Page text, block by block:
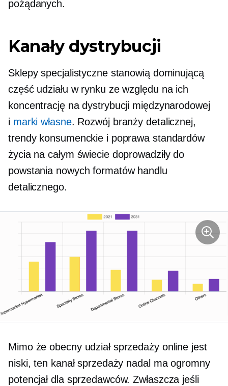
pożądanych.
Kanały dystrybucji
Sklepy specjalistyczne stanowią dominującą
część udziału w rynku ze względu na ich
koncentrację na dystrybucji międzynarodowej
i marki własne. Rozwój branży detalicznej,
trendy konsumenckie i poprawa standardów
życia na całym świecie doprowadziły do ​​
powstania nowych formatów handlu
detalicznego.
Mimo że obecny udział sprzedaży online jest
niski, ten kanał sprzedaży nadal ma ogromny
potencjał dla sprzedawców. Zwłaszcza jeśli